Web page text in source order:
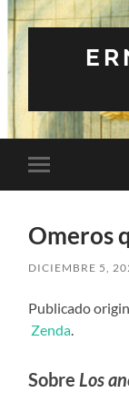
Alternar
el
Omeros
DICIEMBRE 5,
Publicado
Zenda
Sobre Los